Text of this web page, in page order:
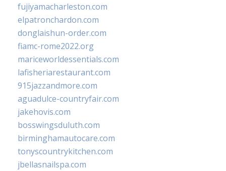
fujiyamacharleston.com
elpatronchardon.com
donglaishun-order.com
fiamc-rome2022.org
mariceworldessentials.com
lafisheriarestaurant.com
915jazzandmore.com
aguadulce-countryfair.com
jakehovis.com
bosswingsduluth.com
birminghamautocare.com
tonyscountrykitchen.com
jbellasnailspa.com